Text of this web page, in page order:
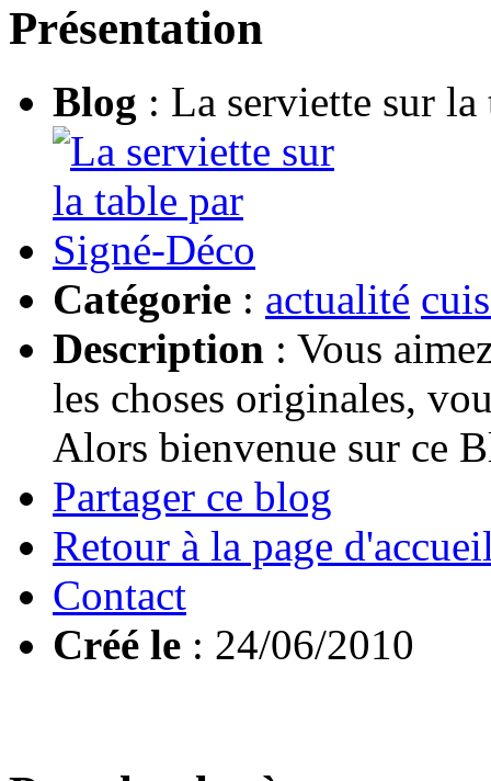
Présentation
Blog : La serviette sur
Catégorie : actualité
Description : Vous
les choses originales,
Alors bienvenue sur ce
Partager ce blog
Retour à la page
Contact
Créé le : 24/06/2010